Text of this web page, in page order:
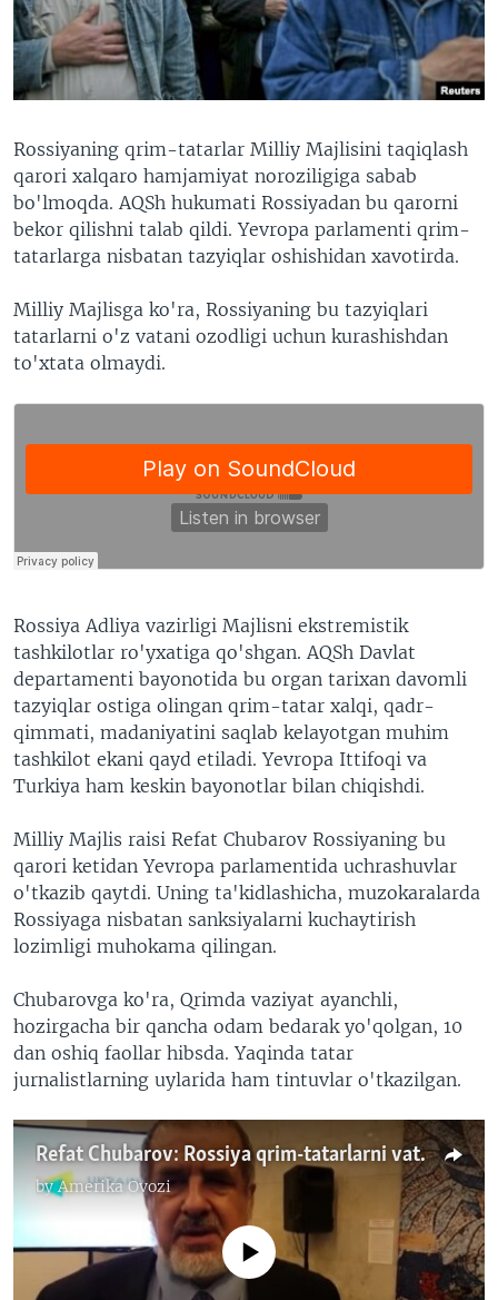
VIDEO
XABARLAR SURATLARDA
ODNOKLASSNIKI
TELEGRAM
TWITTER
SOUNDCLOUD
VOA
Rossiyaning qrim-tatarlar Milliy Majlisini taqiqlash
qarori xalqaro hamjamiyat noroziligiga sabab
bo'lmoqda. AQSh hukumati Rossiyadan bu qarorni
bekor qilishni talab qildi. Yevropa parlamenti qrim-
tatarlarga nisbatan tazyiqlar oshishidan xavotirda.
Milliy Majlisga ko'ra, Rossiyaning bu tazyiqlari
tatarlarni o'z vatani ozodligi uchun kurashishdan
to'xtata olmaydi.
Rossiya Adliya vazirligi Majlisni ekstremistik
tashkilotlar ro'yxatiga qo'shgan. AQSh Davlat
departamenti bayonotida bu organ tarixan davomli
tazyiqlar ostiga olingan qrim-tatar xalqi, qadr-
qimmati, madaniyatini saqlab kelayotgan muhim
tashkilot ekani qayd etiladi. Yevropa Ittifoqi va
Turkiya ham keskin bayonotlar bilan chiqishdi.
Milliy Majlis raisi Refat Chubarov Rossiyaning bu
qarori ketidan Yevropa parlamentida uchrashuvlar
o'tkazib qaytdi. Uning ta'kidlashicha, muzokaralarda
Rossiyaga nisbatan sanksiyalarni kuchaytirish
lozimligi muhokama qilingan.
Chubarovga ko'ra, Qrimda vaziyat ayanchli,
hozirgacha bir qancha odam bedarak yo'qolgan, 10
dan oshiq faollar hibsda. Yaqinda tatar
jurnalistlarning uylarida ham tintuvlar o'tkazilgan.
Refat Chubarov: Rossiya qrim-tatarlarni vatanidan siqib chiqarmoqchi
byAmerika Ovozi
No media source currently available